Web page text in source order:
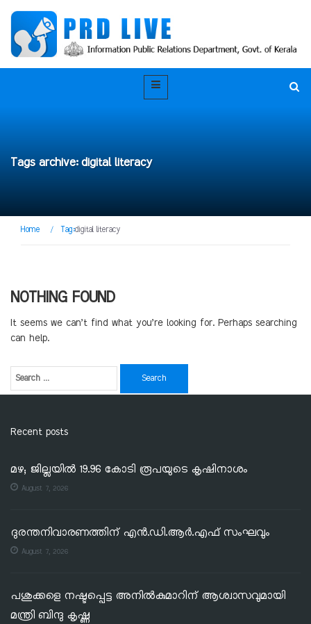
Tags archive: digital literacy
Home / Tag:digital literacy
NOTHING FOUND
It seems we can’t find what you’re looking for. Perhaps searching
can help.
Recent posts
മഴ; ജില്ലയില്‍ 19.96 കോടി രൂപയുടെ കൃഷിനാശം
August 7, 2026
ദുരന്തനിവാരണത്തിന് എൻ.ഡി.ആർ.എഫ് സംഘവും
August 7, 2026
പശുക്കളെ നഷ്ടപ്പെട്ട അനിൽകുമാറിന് ആശ്വാസവുമായി
മന്ത്രി ബിന്ദു കൃഷ്ണ